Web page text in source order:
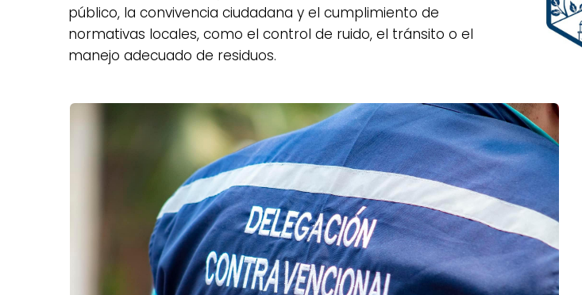
público, la convivencia ciudadana y el cumplimiento de
normativas locales, como el control de ruido, el tránsito o el
manejo adecuado de residuos.